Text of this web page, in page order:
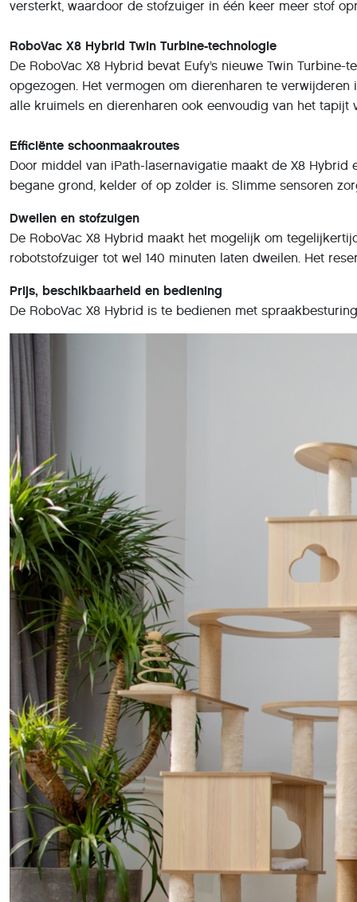
versterkt, waardoor de stofzuiger in één keer meer stof
RoboVac X8 Hybrid Twin Turbine-technologie
De RoboVac X8 Hybrid bevat Eufy’s nieuwe Twin
opgezogen. Het vermogen om dierenharen te
alle kruimels en dierenharen ook eenvoudig van het
Efficiënte schoonmaakroutes
Door middel van iPath-lasernavigatie maakt de X8
begane grond, kelder of op zolder is. Slimme sensoren
Dweilen en stofzuigen
De RoboVac X8 Hybrid maakt het mogelijk om
robotstofzuiger tot wel 140 minuten laten dweilen. Het
Prijs, beschikbaarheid en bediening
De RoboVac X8 Hybrid is te bedienen met